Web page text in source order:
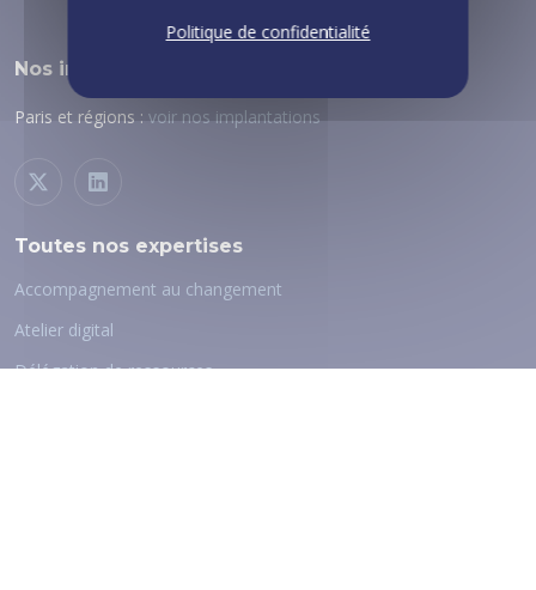
Nos implantations
Paris et régions : voir nos implantations
Toutes nos expertises
Accompagnement au changement
Atelier digital
Délégation de ressources
Politique de confidentialité